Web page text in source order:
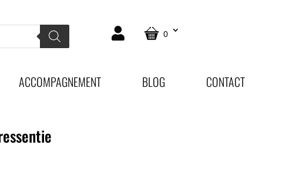
0
ACCOMPAGNEMENT BLOG CONTACT